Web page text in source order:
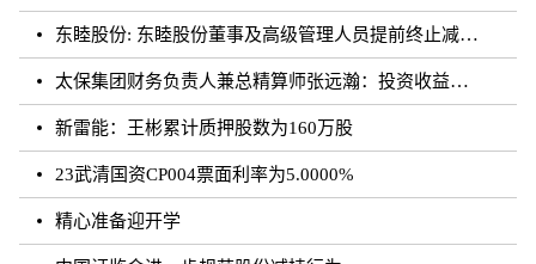
东睦股份: 东睦股份董事及高级管理人员提前终止减持计划暨减持股份结果公告
太保集团财务负责人兼总精算师张远瀚：投资收益率不存在利差损风险，长期仍向好
新雷能：王彬累计质押股数为160万股
23武清国资CP004票面利率为5.0000%
精心准备迎开学